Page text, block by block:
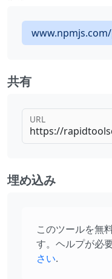
共有
URL
埋め込み
このツールを無
す。ヘルプが必
さい.